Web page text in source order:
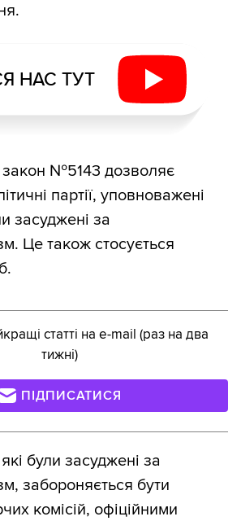
НАС ТУТ
№5143 дозволяє
партії, уповноважені
засуджені за
Це також стосується
статті на e-mail (раз на два
тижні)
ПІДПИСАТИСЯ
були засуджені за
забороняється бути
комісій, офіційними